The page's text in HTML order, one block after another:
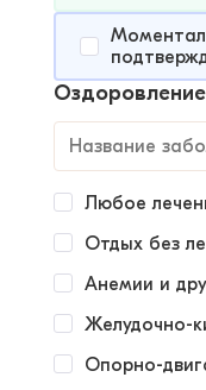
Оздоровление
Любое
Отдых без
Анемии и
Желудочно-
Опорно-